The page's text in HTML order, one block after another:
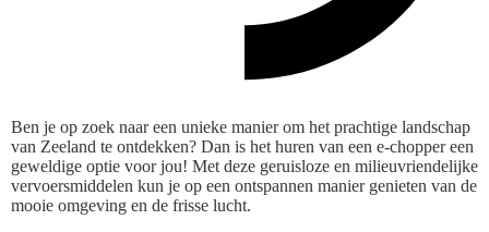
Ben je op zoek naar een unieke manier om het prachtige landschap
van Zeeland te ontdekken? Dan is het huren van een e-chopper een
geweldige optie voor jou! Met deze geruisloze en milieuvriendelijke
vervoersmiddelen kun je op een ontspannen manier genieten van de
mooie omgeving en de frisse lucht.